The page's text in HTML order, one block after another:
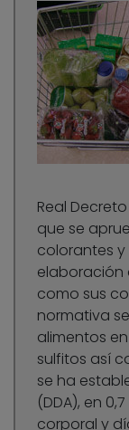
Real
que se
colorantes
elaboración
como sus
normativa
alimentos
sulfitos así
se ha
(DDA), en
corporal y